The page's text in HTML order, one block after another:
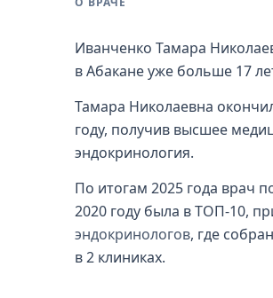
Иванченко Тамара
в Абакане уже больше 17
Тамара Николаевна
году, получив высшее
эндокринология.
По итогам 2025 года врач
2020 году была в ТОП-10,
эндокринологов, где
в 2 клиниках.